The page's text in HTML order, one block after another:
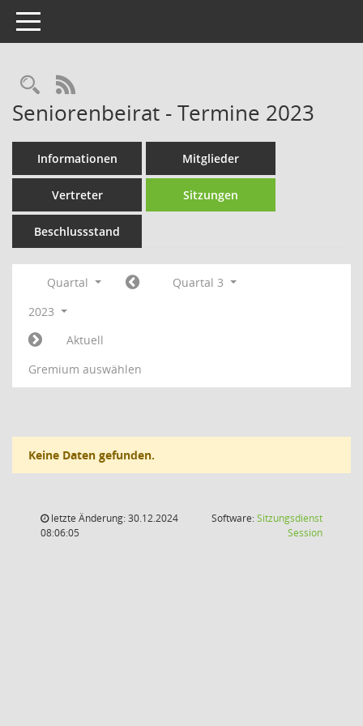
Toggle navigation
Rechercheauswahl
RSS-Feed
Seniorenbeirat - Termine 2023
Informationen Mitglieder
Vertreter Sitzungen
Beschlussstand
Quartal
Quartal 3
2023
Aktuell
Gremium auswählen
Keine Daten gefunden.
letzte Änderung: 30.12.2024
08:06:05
Software:Sitzungsdienst
Session(Wird in